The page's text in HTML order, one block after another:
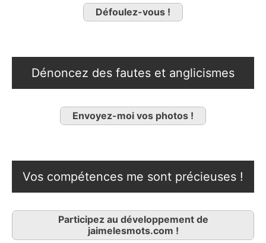
Défoulez-vous !
Dénoncez des fautes et anglicismes
Envoyez-moi vos photos !
Vos compétences me sont précieuses !
Participez au développement de
jaimelesmots.com !